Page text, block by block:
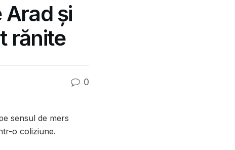
Arad și
rănite
0
sensul de mers
o coliziune.